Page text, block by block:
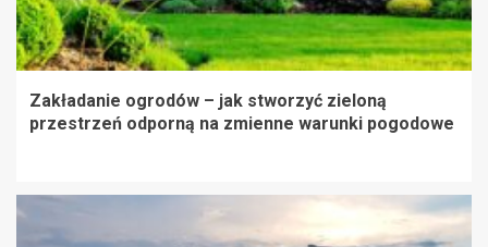
Zakładanie ogrodów – jak stworzyć zieloną
przestrzeń odporną na zmienne warunki pogodowe